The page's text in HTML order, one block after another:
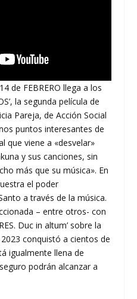
FEBRERO llega a los
la segunda película de
Pareja, de Acción Social
puntos interesantes de
que viene a «desvelar»
y sus canciones, sin
más que su música». En
el poder
a través de la música.
– entre otros- con
Duc in altum’ sobre la
conquistó a cientos de
igualmente llena de
podrán alcanzar a